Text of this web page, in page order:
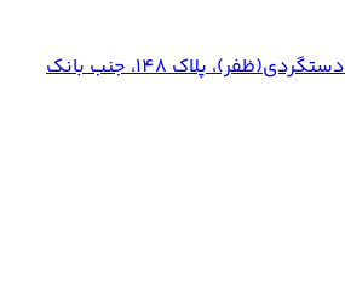
خیابان‌ شریعتی، خیابان‌ دستگردی(ظفر)، پلاک 148، جنب بانک